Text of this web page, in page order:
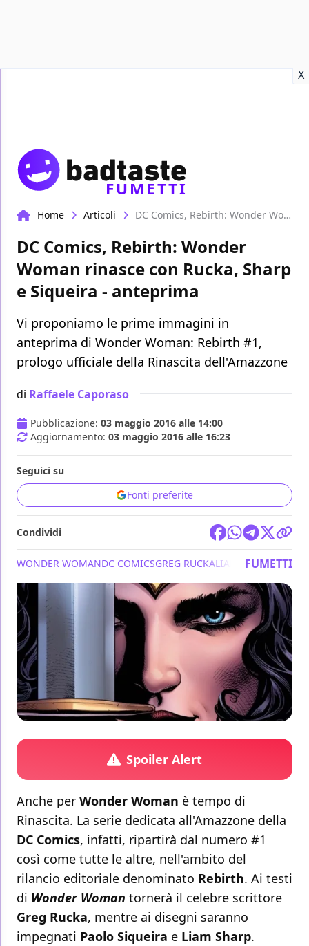
X
FUMETTI
Home Articoli DC Comics, Rebirth: Wonder Woman rinasce con Rucka, Sharp e Siqueira - anteprima
DC Comics, Rebirth: Wonder
Woman rinasce con Rucka, Sharp
e Siqueira - anteprima
Vi proponiamo le prime immagini in
anteprima di Wonder Woman: Rebirth #1,
prologo ufficiale della Rinascita dell'Amazzone
di Raffaele Caporaso
Pubblicazione: 03 maggio 2016 alle 14:00
Aggiornamento: 03 maggio 2016 alle 16:23
Seguici su
Fonti preferite
Condividi
WONDER WOMANDC COMICSGREG RUCKALIAM SHARP
FUMETTI
Spoiler Alert
Anche per Wonder Woman è tempo di
Rinascita. La serie dedicata all'Amazzone della
DC Comics, infatti, ripartirà dal numero #1
così come tutte le altre, nell'ambito del
rilancio editoriale denominato Rebirth. Ai testi
di Wonder Woman tornerà il celebre scrittore
Greg Rucka, mentre ai disegni saranno
impegnati Paolo Siqueira e Liam Sharp.